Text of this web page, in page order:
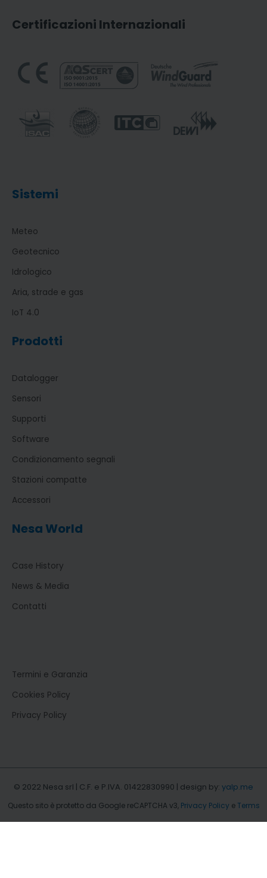
Certificazioni Internazionali
Sistemi
Meteo
Geotecnico
Idrologico
Aria, strade e gas
IoT 4.0
Prodotti
Datalogger
Sensori
Supporti
Software
Condizionamento segnali
Stazioni compatte
Accessori
Nesa World
Case History
News & Media
Contatti
Termini e Garanzia
Cookies Policy
Privacy Policy
© 2022 Nesa srl | C.F. e P.IVA. 01422830990 | design by: yalp.me
Questo sito è protetto da Google reCAPTCHA v3, Privacy Policy eTerms